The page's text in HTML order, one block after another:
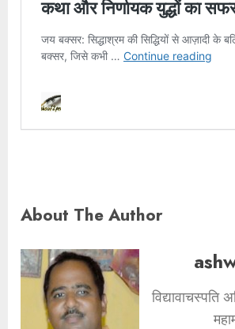
About The Author
विद्यावाचस्पति